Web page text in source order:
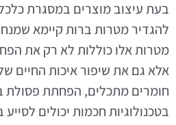
בעת עיצוב מוצרים במסגרת
להגדיר מטרות ברות קיימא
מטרות אלו כוללות לא רק את
אלא גם את שיפור איכות החיים
חומרים מתכלים, הפחתת פסולת
בטכנולוגיות חכמות יכולים